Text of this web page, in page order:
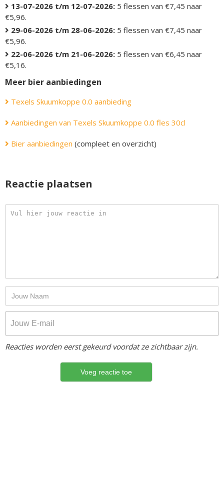
13-07-2026 t/m 12-07-2026: 5 flessen van €7,45 naar
€5,96.
29-06-2026 t/m 28-06-2026: 5 flessen van €7,45 naar
€5,96.
22-06-2026 t/m 21-06-2026: 5 flessen van €6,45 naar
€5,16.
Meer bier aanbiedingen
Texels Skuumkoppe 0.0 aanbieding
Aanbiedingen van Texels Skuumkoppe 0.0 fles 30cl
Bier aanbiedingen (compleet en overzicht)
Reactie plaatsen
Reacties worden eerst gekeurd voordat ze zichtbaar zijn.